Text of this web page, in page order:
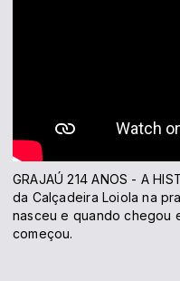
GRAJAÚ 214 ANOS - A
da Calçadeira Loiola na
nasceu e quando chegou
começou.